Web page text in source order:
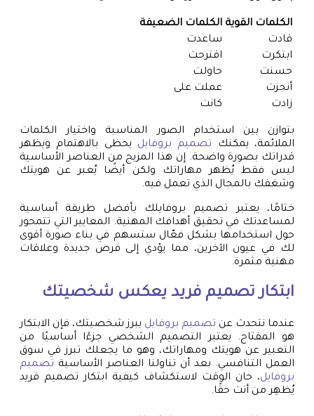
الكلمات القوية الكلمات الضعيفة
قادت
ساعدت
ابتكرت
اقترحت
حسنت
حاولت
أنجزت
عملت على
زادت
كانت
بتوازن بين استخدام الصور المناسبة واختيار الكلمات
الملائمة، يمكنك تصميم بروفايل يحظى بالاهتمام ويظهر
قدراتك بصورة واضحة. إن هذا المزيج من العناصر الأساسية
ليس فقط يُظهر مهاراتك ولكن أيضًا يُعبر عن هويتك
وشغفك بالمجال الذي تعمل فيه.
ختامًا، يعتبر تصميم بروفايلك بأفضل طريقة أساسية
لمساعدتك في تحقيق أهدافك المهنية. المعايير التي تتمحور
حول استخدامها بشكل فعّال ستسهم في بناء صورة أقوى
لك في عيون الآخرين، مما يؤدي إلى فرص جديدة وعلاقات
مهنية مثمرة.
ابتكار تصميم فريد يعكس شخصيتك
عندما نتحدث عن تصميم بروفايل يبرز شخصيتك، فإن الابتكار
هو المفتاح. يعتبر التصميم الشخصي جزءًا أساسيًا من
التعبير عن هويتك ومهاراتك، وهو ما يجعلك تبرز في سوق
العمل التنافسي. بعد أن تناولنا العناصر الأساسية تصميم
بروفايل، حان الوقت لاستكشاف كيفية ابتكار تصميم فريد
يُظهِر من أنت حقًا.